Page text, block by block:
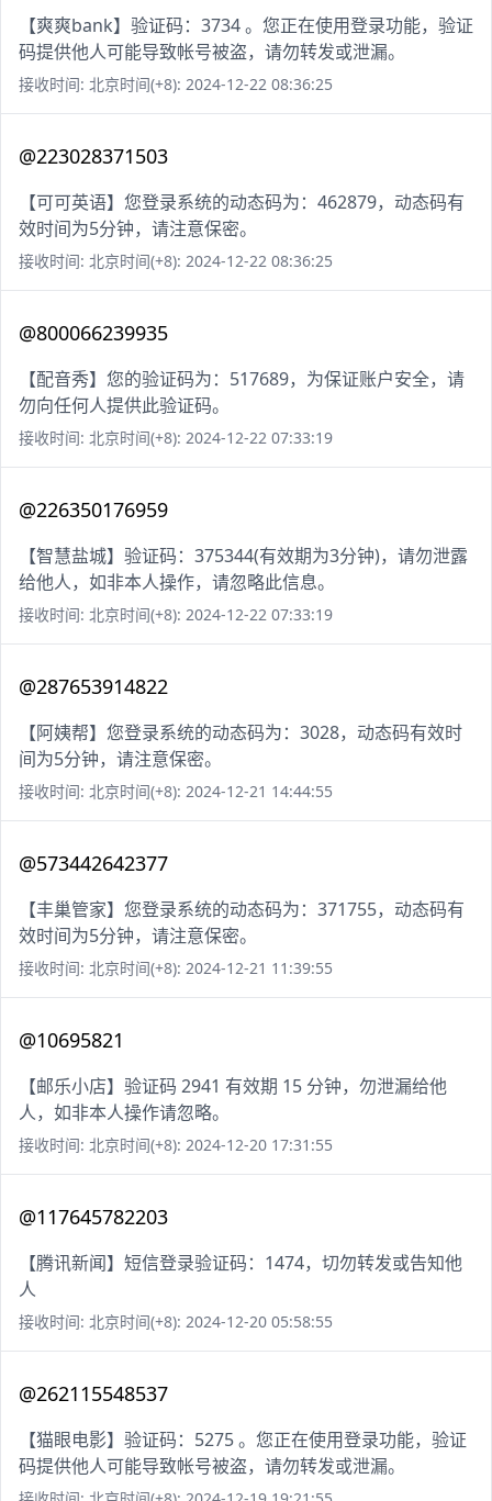
【爽爽bank】验证码：3734 。您正在使用登录功能，验证
码提供他人可能导致帐号被盗，请勿转发或泄漏。
接收时间: 北京时间(+8): 2024-12-22 08:36:25
@223028371503
【可可英语】您登录系统的动态码为：462879，动态码有
效时间为5分钟，请注意保密。
接收时间: 北京时间(+8): 2024-12-22 08:36:25
@800066239935
【配音秀】您的验证码为：517689，为保证账户安全，请
勿向任何人提供此验证码。
接收时间: 北京时间(+8): 2024-12-22 07:33:19
@226350176959
【智慧盐城】验证码：375344(有效期为3分钟)，请勿泄露
给他人，如非本人操作，请忽略此信息。
接收时间: 北京时间(+8): 2024-12-22 07:33:19
@287653914822
【阿姨帮】您登录系统的动态码为：3028，动态码有效时
间为5分钟，请注意保密。
接收时间: 北京时间(+8): 2024-12-21 14:44:55
@573442642377
【丰巢管家】您登录系统的动态码为：371755，动态码有
效时间为5分钟，请注意保密。
接收时间: 北京时间(+8): 2024-12-21 11:39:55
@10695821
【邮乐小店】验证码 2941 有效期 15 分钟，勿泄漏给他
人，如非本人操作请忽略。
接收时间: 北京时间(+8): 2024-12-20 17:31:55
@117645782203
【腾讯新闻】短信登录验证码：1474，切勿转发或告知他
人
接收时间: 北京时间(+8): 2024-12-20 05:58:55
@262115548537
【猫眼电影】验证码：5275 。您正在使用登录功能，验证
码提供他人可能导致帐号被盗，请勿转发或泄漏。